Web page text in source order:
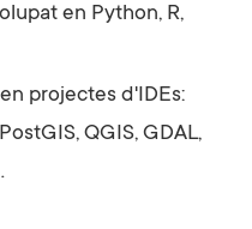
en Python, R,
projectes d'IDEs:
QGIS, GDAL,